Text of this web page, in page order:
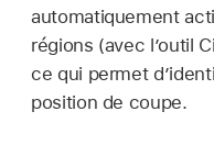
commandes
Cela permet
précision avant
supérieurs à 64
arrière à ceux
automatiquement
régions (avec l’outil
ce qui permet
position de coupe.